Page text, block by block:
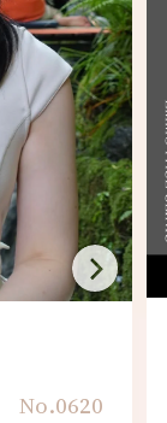
No.0620